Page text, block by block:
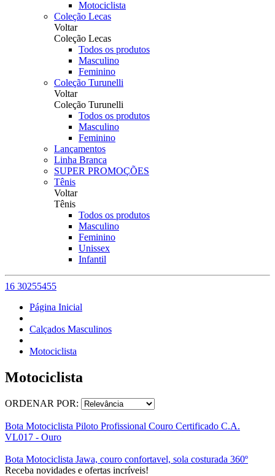
Motociclista
Coleção Lecas
Voltar
Coleção Lecas
Todos os produtos
Masculino
Feminino
Coleção Turunelli
Voltar
Coleção Turunelli
Todos os produtos
Masculino
Feminino
Lançamentos
Linha Branca
SUPER PROMOÇÕES
Tênis
Voltar
Tênis
Todos os produtos
Masculino
Feminino
Unissex
Infantil
16 30255455
Página Inicial
Calçados Masculinos
Motociclista
Motociclista
ORDENAR POR:
Bota Motociclista Piloto Profissional Couro Certificado C.A.
VL017 - Ouro
Bota Motociclista Jawa, couro confortavel, sola costurada 360º
Receba novidades e ofertas incríveis!